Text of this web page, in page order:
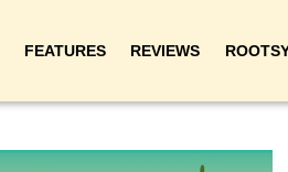
FEATURES REVIEWS